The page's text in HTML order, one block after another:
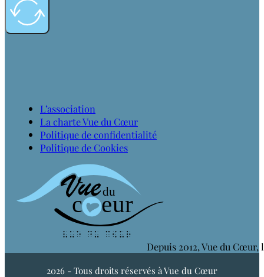
L’association
La charte Vue du Cœur
Politique de confidentialité
Politique de Cookies
Depuis 2012, Vue du
2026 - Tous droits réservés à Vue du Cœur